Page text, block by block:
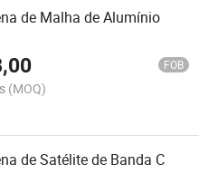
de Malha de Alumínio
FOB
(MOQ)
de Satélite de Banda C